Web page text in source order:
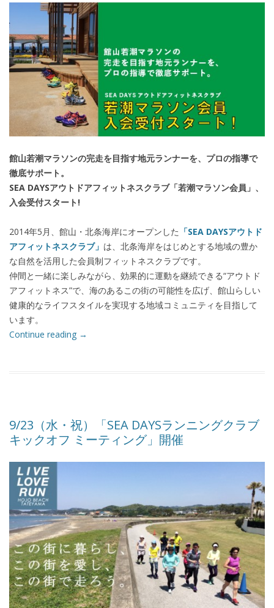
館山若潮マラソンの完走を目指す地元ランナーを、プロの指導で
徹底サポート。
SEA DAYSアウトドアフィットネスクラブ「若潮マラソン会員」、
入会受付スタート!
2014年5月、館山・北条海岸にオープンした 「SEA DAYSアウトド
アフィットネスクラブ」 は、北条海岸をはじめとする地域の豊か
な自然を活用した会員制フィットネスクラブです。
仲間と一緒に楽しみながら、効果的に運動を継続できる“アウトド
アフィットネス”で、海のあるこの街の可能性を広げ、館山らしい
健康的なライフスタイルを実現する地域コミュニティを目指して
います。
Continue reading →
9/23（水・祝）「SEA DAYSランニングクラブ
キックオフ ミーティング」開催